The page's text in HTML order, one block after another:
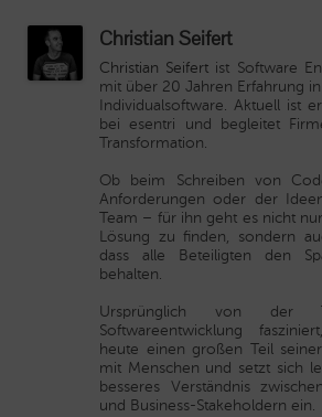
Christian Seifert
Christian Seifert ist Software
mit über 20 Jahren Erfahrung
Individualsoftware. Aktuell ist
bei esentri und begleitet
Transformation.
Ob beim Schreiben von
Anforderungen oder der
Team – für ihn geht es nicht
Lösung zu finden, sondern
dass alle Beteiligten den
behalten.
Ursprünglich von der
Softwareentwicklung
heute einen großen Teil
mit Menschen und setzt sich
besseres Verständnis
und Business-Stakeholdern ein.